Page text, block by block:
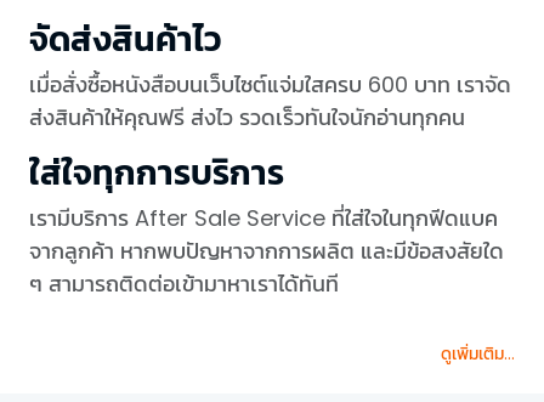
จัดส่งสินค้าไว
เมื่อสั่งซื้อหนังสือบนเว็บไซต์แจ่มใสครบ 600 บาท เราจัด
ส่งสินค้าให้คุณฟรี ส่งไว รวดเร็วทันใจนักอ่านทุกคน
ใส่ใจทุกการบริการ
เรามีบริการ After Sale Service ที่ใส่ใจในทุกฟีดแบค
จากลูกค้า หากพบปัญหาจากการผลิต และมีข้อสงสัยใด
ๆ สามารถติดต่อเข้ามาหาเราได้ทันที
ดูเพิ่มเติม...